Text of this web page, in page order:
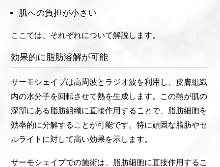
肌への負担が小さい
ここでは、それぞれについて解説します。
効果的に脂肪溶解が可能
サーモシェイプは高周波とラジオ波を利用し、皮膚組織
内の水分子を回転させて熱を生成します。この熱が肌の
深部にある脂肪組織に直接作用することで、脂肪細胞を
効率的に分解することが可能です。特に頑固な脂肪やセ
ルライトに対して高い効果を示します。
サーモシェイプでの施術は、脂肪細胞に直接作用するこ